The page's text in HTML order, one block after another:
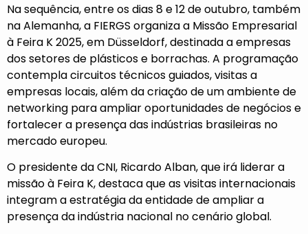
Na sequência, entre os dias 8 e 12 de outubro, também
na Alemanha, a FIERGS organiza a Missão Empresarial
à Feira K 2025,em Düsseldorf, destinada a empresas
dos setores de plásticos e borrachas. A programação
contempla circuitos técnicos guiados, visitas a
empresas locais, além da criação de um ambiente de
networking para ampliar oportunidades de negócios e
fortalecer a presença das indústrias brasileiras no
mercado europeu.
O presidente da CNI, Ricardo Alban, que irá liderar a
missão à Feira K, destaca que as visitas internacionais
integram a estratégia da entidade de ampliar a
presença da indústria nacional no cenário global.